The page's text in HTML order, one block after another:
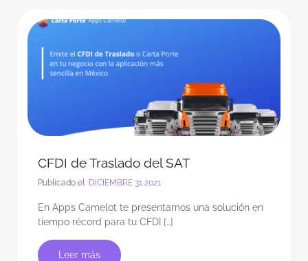
CFDI de Traslado del SAT
Publicado el DICIEMBRE 31 2021
En Apps Camelot te presentamos una solución en
tiempo récord para tu CFDI […]
Leer más